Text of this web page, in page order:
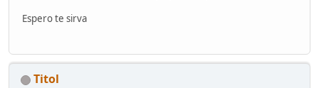
Espero te sirva
Titol